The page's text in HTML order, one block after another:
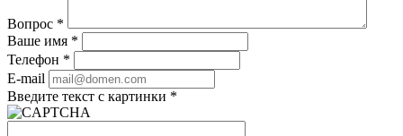
Вопрос *
Ваше имя *
Телефон *
E-mail
Введите текст с картинки *